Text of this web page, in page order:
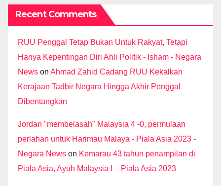
Recent Comments
RUU Penggal Tetap Bukan Untuk Rakyat, Tetapi
Hanya Kepentingan Diri Ahli Politik - Isham - Negara
News on Ahmad Zahid Cadang RUU Kekalkan
Kerajaan Tadbir Negara Hingga Akhir Penggal
Dibentangkan
Jordan "membelasah" Malaysia 4 -0, permulaan
perlahan untuk Harimau Malaya - Piala Asia 2023 -
Negara News on Kemarau 43 tahun penampilan di
Piala Asia, Ayuh Malaysia ! – Piala Asia 2023